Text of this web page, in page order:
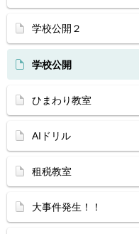
学校公開２
学校公開
ひまわり教室
AIドリル
租税教室
大事件発生！！